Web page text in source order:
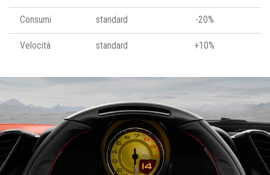
Consumi standard -20%
Velocità standard +10%